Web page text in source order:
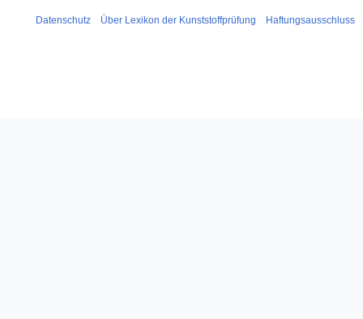
Datenschutz Über Lexikon der Kunststoffprüfung Haftungsausschluss